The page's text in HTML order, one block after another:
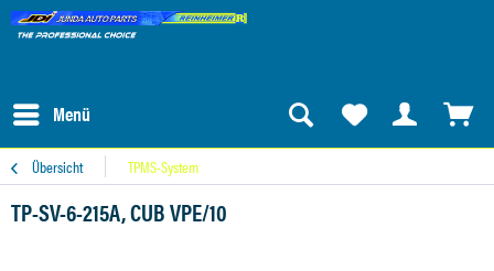
Menü
Übersicht TPMS-System
TP-SV-6-215A, CUB VPE/10